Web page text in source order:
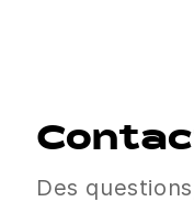
Des